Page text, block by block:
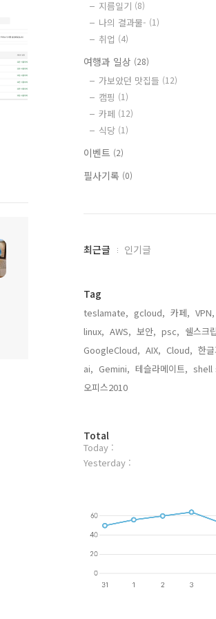
지름일기 (8)
나의 결과물- (1)
취업 (4)
여행과 일상 (28)
가보았던 맛집들 (12)
캠핑 (1)
카페 (12)
식당 (1)
이벤트 (2)
필사기록 (0)
최
과
기
글
최근글 인기글
Tag
teslamate, gcloud, 카페, VPN,
linux, AWS, 보안, psc, 쉘스크
GoogleCloud, AIX, Cloud, 한
ai, Gemini, 테슬라메이트, shell
오피스2010,
방
문
자
Total
Today :
Yesterday :